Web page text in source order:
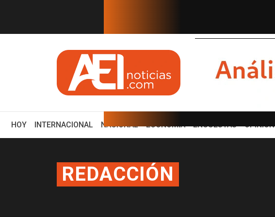
EN TIEMPO REAL
después. Comienzan "Di... El voto del hartazgo
HOY(CURRENT)
INTERNACIONAL NACIONAL ECONOMÍA ENCUESTAS OPINION
REDACCIÓN